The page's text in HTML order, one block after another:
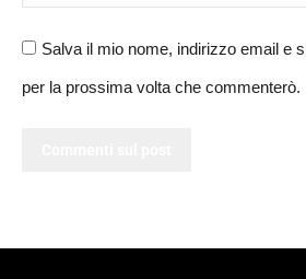
Salva il mio nome, indirizzo email e
per la prossima volta che commenterò.